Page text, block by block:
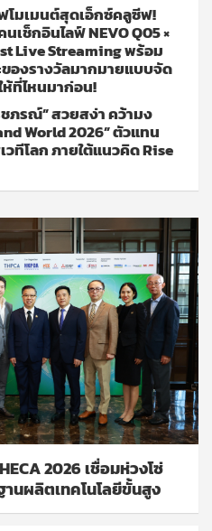
โมเมนต์สุดเอ็กซ์คลูซีฟ!
เช็กอินไลฟ์ NEVO Q05 ×
Live Streaming พร้อม
ของรางวัลมากมายแบบจัด
ห้ที่ไหนมาก่อน!
ภรณ์” สวยสง่า คว้ามง
World 2026” ตัวแทน
ทีโลก ภายใต้แนวคิด Rise
2026 เชื่อมห่วงโซ่
นผลิตเทคโนโลยีขั้นสูง